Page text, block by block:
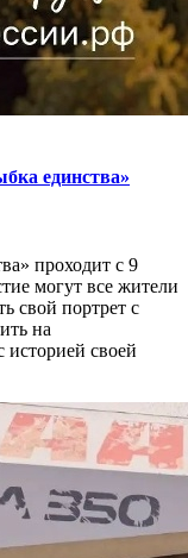
единства»
проходит с 9
могут все жители
свой портрет с
на
историей своей